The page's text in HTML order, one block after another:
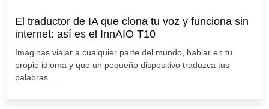
El traductor de IA que clona tu voz y funciona sin
internet: así es el InnAIO T10
Imaginas viajar a cualquier parte del mundo, hablar en tu
propio idioma y que un pequeño dispositivo traduzca tus
palabras...